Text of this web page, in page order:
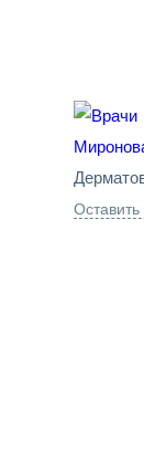
Оставить